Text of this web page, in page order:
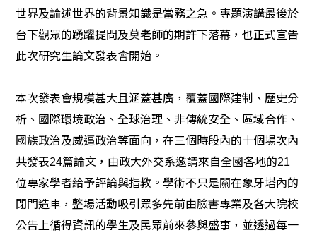
世界及論述世界的背景知識是當務之急。專題演講最後於
台下觀眾的踴躍提問及莫老師的期許下落幕，也正式宣告
此次研究生論文發表會開始。
本次發表會規模甚大且涵蓋甚廣，覆蓋國際建制、歷史分
析、國際環境政治、全球治理、非傳統安全、區域合作、
國族政治及威逼政治等面向，在三個時段內的十個場次內
共發表24篇論文，由政大外交系邀請來自全國各地的21
位專家學者給予評論與指教。學術不只是關在象牙塔內的
閉門造車，整場活動吸引眾多先前由臉書專業及各大院校
公告上循得資訊的學生及民眾前來參與盛事，並透過每一